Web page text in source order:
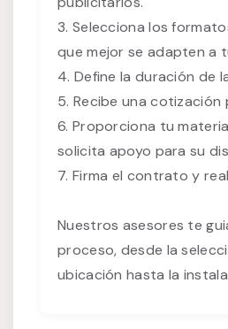
3. Selecciona los
que mejor se adapten a
4. Define la duración de
5. Recibe una cotización
6. Proporciona tu
solicita apoyo para su
7. Firma el contrato y
Nuestros asesores te
proceso, desde la
ubicación hasta la